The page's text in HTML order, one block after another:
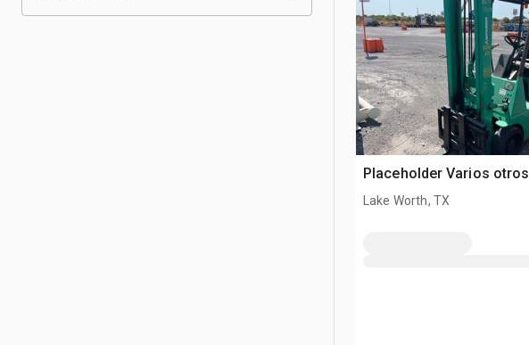
Placeholder Varios otros
Lake Worth, TX